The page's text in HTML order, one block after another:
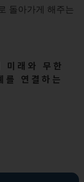
돌아가게 해주는
래와 무한
연결하는